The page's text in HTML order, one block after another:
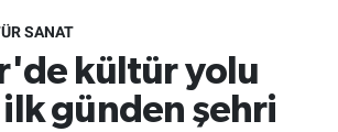
SANAT
kültür yolu
günden şehri
Arşivi
Durumu ve Fikstür